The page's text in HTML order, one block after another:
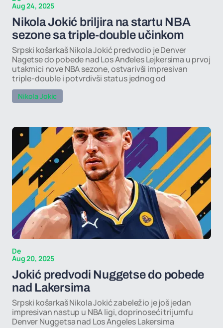
Aug 24, 2025
Nikola Jokić briljira na startu NBA
sezone sa triple-double učinkom
Srpski košarkaš Nikola Jokić predvodio je Denver
Nagetse do pobede nad Los Anđeles Lejkersima u prvoj
utakmici nove NBA sezone, ostvarivši impresivan
triple-double i potvrdivši status jednog od
Nikola Jokic
De
Aug 20, 2025
Jokić predvodi Nuggetse do pobede
nad Lakersima
Srpski košarkaš Nikola Jokić zabeležio je još jedan
impresivan nastup u NBA ligi, doprinoseći trijumfu
Denver Nuggetsa nad Los Angeles Lakersima